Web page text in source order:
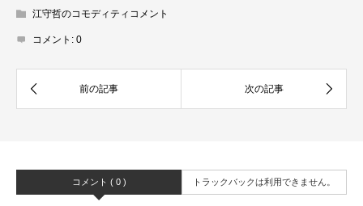
江守哲のコモディティコメント
コメント: 0
コメント ( 0 ) トラックバックは利用できません。